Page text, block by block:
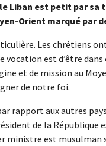
Liban est petit par
Orient marqué par
Les chrétiens
est d’être
et de mission au
de notre foi.
rapport aux autres
de la
ministre est musulman